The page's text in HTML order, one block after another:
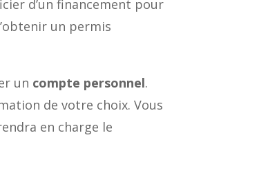
d’un financement pour
un permis
un compte personnel.
de votre choix. Vous
en charge le